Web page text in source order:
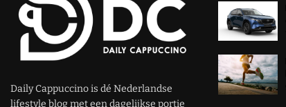
Daily Cappuccino is dé Nederlandse
lifestyle blog met een dagelijkse portie